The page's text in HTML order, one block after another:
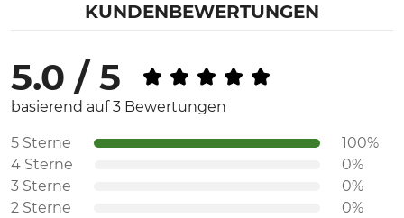
KUNDENBEWERTUNGEN
5.0 / 5
basierend auf 3 Bewertungen
5 Sterne
100%
4 Sterne
0%
3 Sterne
0%
2 Sterne
0%